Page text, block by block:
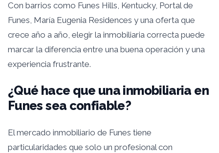
Con barrios como Funes Hills, Kentucky, Portal de
Funes, María Eugenia Residences y una oferta que
crece año a año, elegir la inmobiliaria correcta puede
marcar la diferencia entre una buena operación y una
experiencia frustrante.
¿Qué hace que una inmobiliaria en
Funes sea confiable?
El mercado inmobiliario de Funes tiene
particularidades que solo un profesional con